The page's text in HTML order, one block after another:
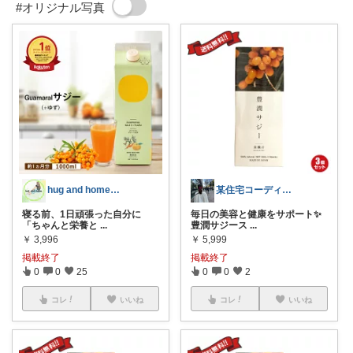
#オリジナル写真
hug and home小5&小2のママ
寝る前、1日頑張った自分に
「ちゃんと栄養と ...
￥ 3,996
掲載終了
0 0 25
コレ いいね
某住宅コーディネーター🏠の一押し品
毎日の美容と健康をサポート✨
豊潤サジース ...
￥ 5,999
掲載終了
0 0 2
コレ いいね